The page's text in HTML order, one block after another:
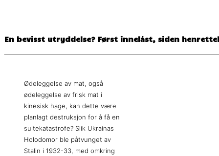
En bevisst utryddelse? Først innelåst, siden
Ødeleggelse av mat, også
ødeleggelse av frisk mat i
kinesisk hage, kan dette være
planlagt destruksjon for å få en
sultekatastrofe? Slik Ukrainas
Holodomor ble påtvunget av
Stalin i 1932-33, med omkring